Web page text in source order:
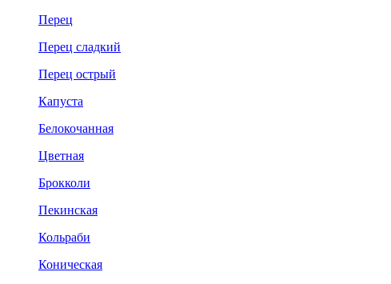
Перец
Перец сладкий
Перец острый
Капуста
Белокочанная
Цветная
Брокколи
Пекинская
Кольраби
Коническая